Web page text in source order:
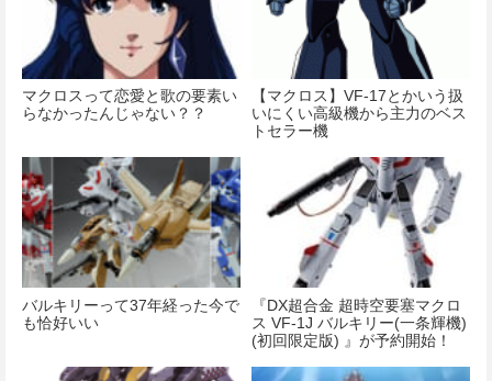
マクロスって恋愛と歌の要素い
らなかったんじゃない？？
【マクロス】VF-17とかいう扱
いにくい高級機から主力のベス
トセラー機
バルキリーって37年経った今で
も恰好いい
『DX超合金 超時空要塞マクロ
ス VF-1J バルキリー(一条輝機)
(初回限定版) 』が予約開始！